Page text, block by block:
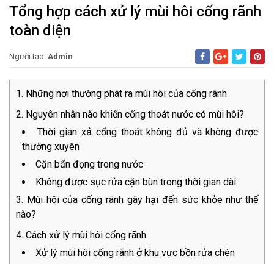
Tổng hợp cách xử lý mùi hôi cống rãnh
toàn diện
Người tạo: Admin
Những nơi thường phát ra mùi hôi của cống rãnh
Nguyên nhân nào khiến cống thoát nước có mùi hôi?
Thời gian xả cống thoát không đủ và không được
thường xuyên
Cặn bẩn đọng trong nước
Không được sục rửa cặn bùn trong thời gian dài
Mùi hôi của cống rãnh gây hại đến sức khỏe như thế
nào?
Cách xử lý mùi hôi cống rãnh
Xử lý mùi hôi cống rãnh ở khu vực bồn rửa chén